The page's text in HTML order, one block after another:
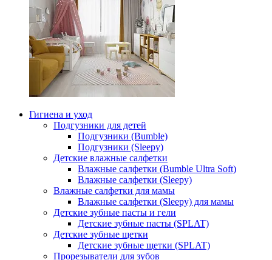
Гигиена и уход
Подгузники для детей
Подгузники (Bumble)
Подгузники (Sleepy)
Детские влажные салфетки
Влажные салфетки (Bumble Ultra Soft)
Влажные салфетки (Sleepy)
Влажные салфетки для мамы
Влажные салфетки (Sleepy) для мамы
Детские зубные пасты и гели
Детские зубные пасты (SPLAT)
Детские зубные щетки
Детские зубные щетки (SPLAT)
Прорезыватели для зубов